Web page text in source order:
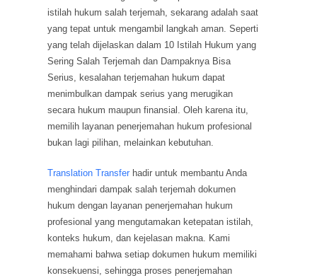
istilah hukum salah terjemah, sekarang adalah saat
yang tepat untuk mengambil langkah aman. Seperti
yang telah dijelaskan dalam 10 Istilah Hukum yang
Sering Salah Terjemah dan Dampaknya Bisa
Serius, kesalahan terjemahan hukum dapat
menimbulkan dampak serius yang merugikan
secara hukum maupun finansial. Oleh karena itu,
memilih layanan penerjemahan hukum profesional
bukan lagi pilihan, melainkan kebutuhan.
Translation Transfer hadir untuk membantu Anda
menghindari dampak salah terjemah dokumen
hukum dengan layanan penerjemahan hukum
profesional yang mengutamakan ketepatan istilah,
konteks hukum, dan kejelasan makna. Kami
memahami bahwa setiap dokumen hukum memiliki
konsekuensi, sehingga proses penerjemahan